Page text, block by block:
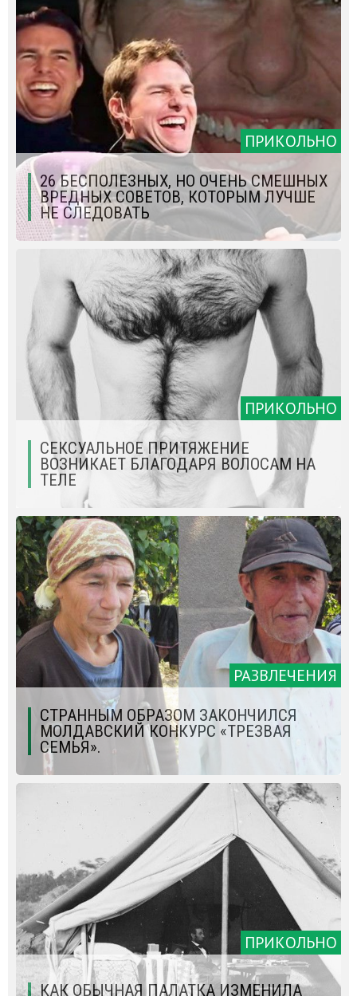
ПРИКОЛЬНО
26 БЕСПОЛЕЗНЫХ, НО ОЧЕНЬ СМЕШНЫХ
ВРЕДНЫХ СОВЕТОВ, КОТОРЫМ ЛУЧШЕ
НЕ СЛЕДОВАТЬ
ПРИКОЛЬНО
СЕКСУАЛЬНОЕ ПРИТЯЖЕНИЕ
ВОЗНИКАЕТ БЛАГОДАРЯ ВОЛОСАМ НА
ТЕЛЕ
РАЗВЛЕЧЕНИЯ
СТРАННЫМ ОБРАЗОМ ЗАКОНЧИЛСЯ
МОЛДАВСКИЙ КОНКУРС «ТРЕЗВАЯ
СЕМЬЯ».
ПРИКОЛЬНО
КАК ОБЫЧНАЯ ПАЛАТКА ИЗМЕНИЛА